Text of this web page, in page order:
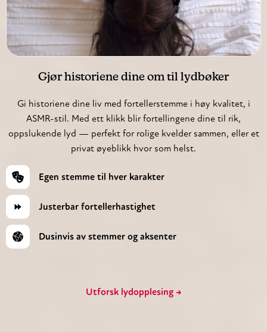
Gjør historiene dine om til lydbøker
Gi historiene dine liv med fortellerstemme i høy kvalitet, i
ASMR-stil. Med ett klikk blir fortellingene dine til rik,
oppslukende lyd — perfekt for rolige kvelder sammen, eller et
privat øyeblikk hvor som helst.
Egen stemme til hver karakter
Justerbar fortellerhastighet
Dusinvis av stemmer og aksenter
Utforsk lydopplesing →